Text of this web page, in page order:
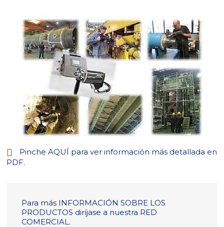
Pinche AQUÍ para ver información más detallada en
PDF.
Para más INFORMACIÓN SOBRE LOS
PRODUCTOS diríjase a nuestra RED
COMERCIAL.